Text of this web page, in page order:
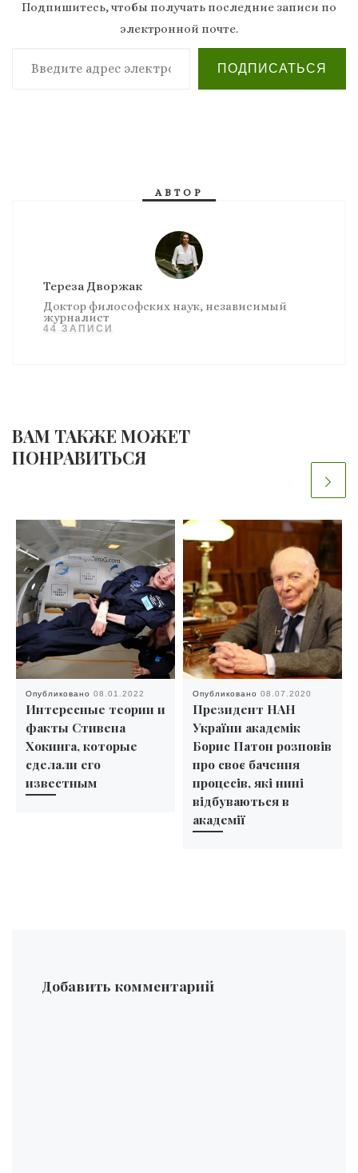
Подпишитесь, чтобы получать последние записи по
электронной почте.
Введите адрес электронной почты…
ПОДПИСАТЬСЯ
АВТОР
Тереза Дворжак
Доктор философских наук, независимый
журналист
44 ЗАПИСИ
ВАМ ТАКЖЕ МОЖЕТ
ПОНРАВИТЬСЯ
Опубликовано 08.01.2022
Интересные теории и
факты Стивена
Хокинга, которые
сделали его
известным
Опубликовано 08.07.2020
Президент НАН
України академік
Борис Патон розповів
про своє бачення
процесів, які нині
відбуваються в
академії
Добавить комментарий